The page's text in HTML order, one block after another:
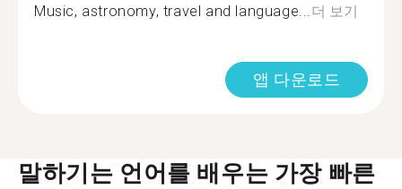
Music, astronomy, travel and language... 더 보기
앱 다운로드
말하기는 언어를 배우는 가장 빠른